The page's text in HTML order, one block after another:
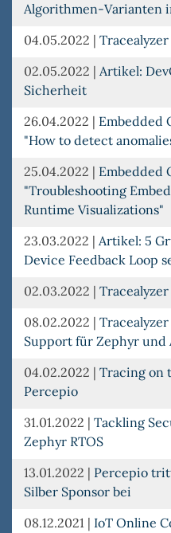
Algorithmen-Varianten
04.05.2022 |
02.05.2022 | Artikel:
Sicherheit
26.04.2022 | Embedded
"How to detect
25.04.2022 | Embedded
"Troubleshooting
Runtime Visualizations"
23.03.2022 | Artikel: 5
Device Feedback Loop
02.03.2022 |
08.02.2022 |
Support für Zephyr und
04.02.2022 | Tracing on
Percepio
31.01.2022 | Tackling
Zephyr RTOS
13.01.2022 | Percepio
Silber Sponsor bei
08.12.2021 | IoT Online